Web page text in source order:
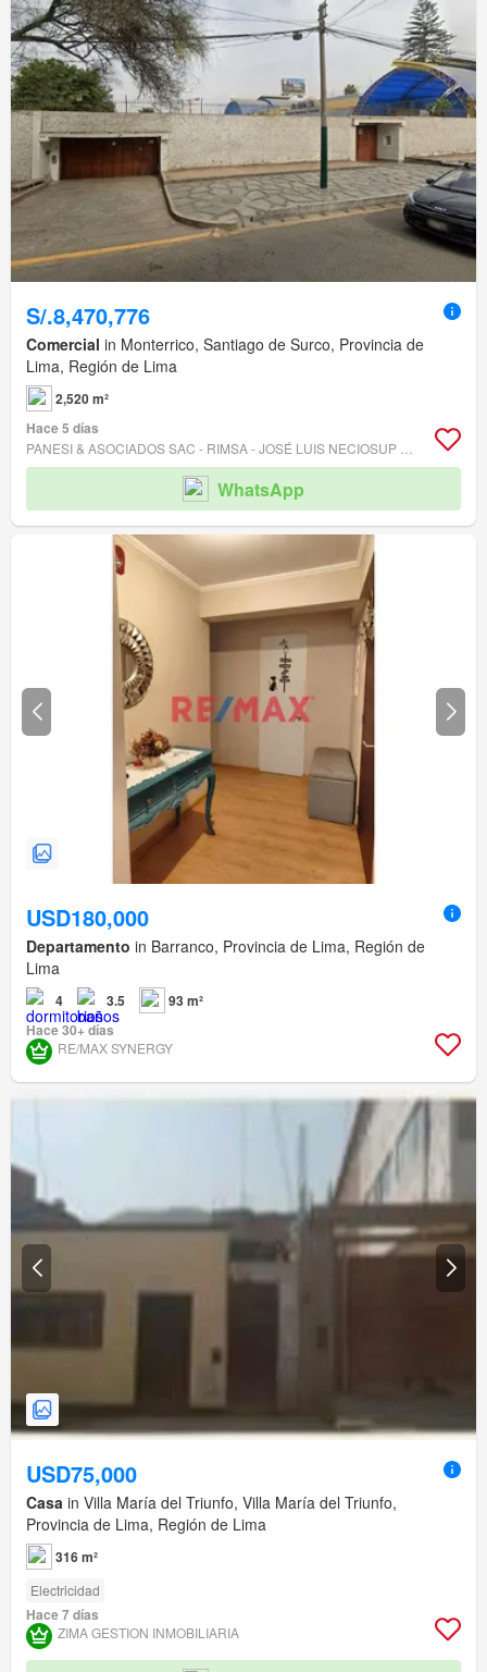
S/.8,470,776
Comercial in Monterrico, Santiago de Surco, Provincia de
Lima, Región de Lima
2,520 m²
Hace 5 días
WhatsApp
USD180,000
Departamento in Barranco, Provincia de Lima, Región de
Lima
4 3.5
93 m²
Hace 30+ días
RE/MAX SYNERGY
USD75,000
Casa in Villa María del Triunfo, Villa María del Triunfo,
Provincia de Lima, Región de Lima
316 m²
Electricidad
Hace 7 días
ZIMA GESTION INMOBILIARIA